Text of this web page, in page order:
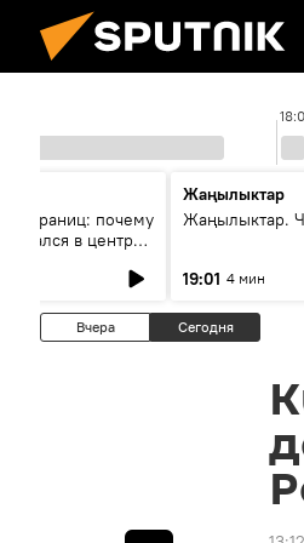
границ: почему
в центре
Жаңылыктар
Жаңылыктар.
19:01 4 мин
Вчера Сегодня